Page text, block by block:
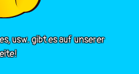
usw. gibt es auf unserer